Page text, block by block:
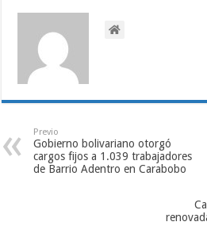
Previo
Gobierno bolivariano otorgó
cargos fijos a 1.039 trabajadores
de Barrio Adentro en Carabobo